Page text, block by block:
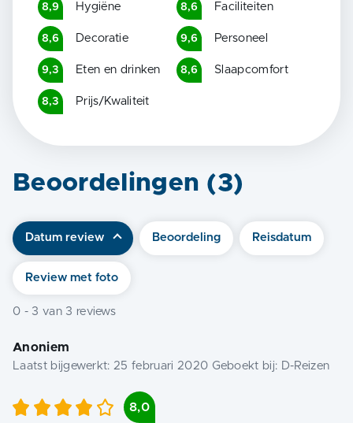
8,9 Hygiëne 8,6 Faciliteiten
8,6 Decoratie 9,6 Personeel
9,3 Eten en drinken 8,6 Slaapcomfort
8,3 Prijs/Kwaliteit
Beoordelingen (3)
Datum review Beoordeling Reisdatum
Review met foto
0 - 3 van 3 reviews
Anoniem
Laatst bijgewerkt: 25 februari 2020 Geboekt bij: D-Reizen
8,0